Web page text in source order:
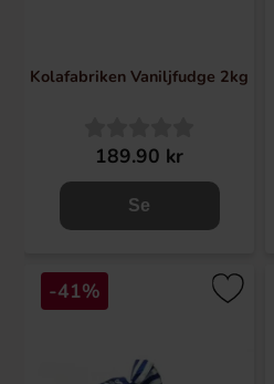
Kolafabriken Vaniljfudge 2kg
189.90 kr
Se
-41%